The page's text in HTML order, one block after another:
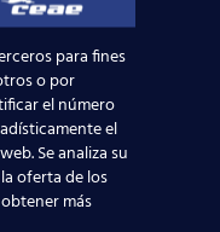
para fines
o por
el número
el
Se analiza su
oferta de los
más